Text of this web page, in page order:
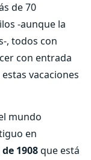
de 70
-aunque la
, todos con
con entrada
vacaciones
mundo
en
1908que está